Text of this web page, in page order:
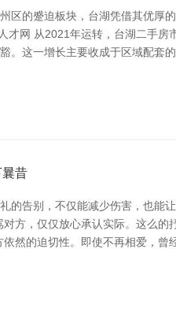
的蹙迫板块，台湖凭借其优厚
网 从2021年运转，台湖二手房
这一增长主要收成于区域配套
昔
告别，不仅能减少伤害，也能
方，仅仅放心承认实际。这么
然的迫切性。即使不再相爱，曾